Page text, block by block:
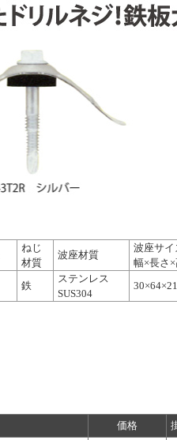
ねじ
材質
波座材質
波座サイ
幅×長さ×
鉄
ステンレス
SUS304
価格